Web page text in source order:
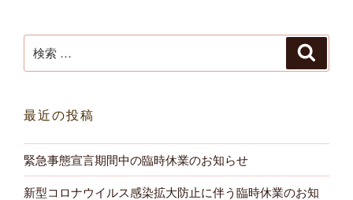
検
最近の投稿
緊急事態宣言期間中の臨時休業のお知らせ
新型コロナウイルス感染拡大防止に伴う臨時休業のお知